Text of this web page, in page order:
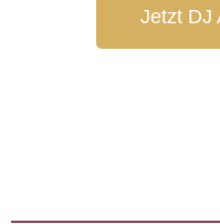
Jetzt DJ